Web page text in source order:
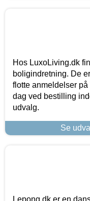
Hos LuxoLiving.dk
boligindretning. De
flotte anmeldelser
dag ved bestilling
udvalg.
Se